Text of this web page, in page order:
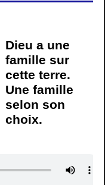
Dieu a une
famille sur
cette terre.
Une famille
selon son
choix.